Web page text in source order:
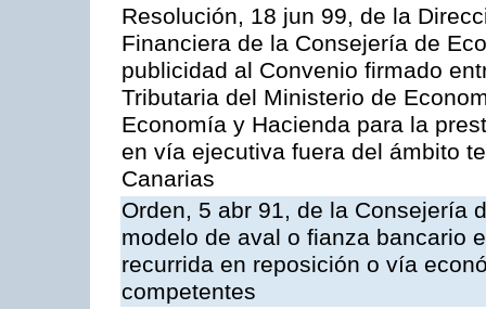
Resolución, 18 jun 99, de la
Financiera de la Consejería de
publicidad al Convenio firmado
Tributaria del Ministerio de
Economía y Hacienda para la
en vía ejecutiva fuera del ámbito
Canarias
Orden, 5 abr 91, de la Consejería
modelo de aval o fianza bancario
recurrida en reposición o vía
competentes